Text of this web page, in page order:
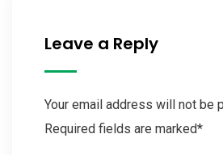
Leave a Reply
Your email address will not be
Required fields are marked*